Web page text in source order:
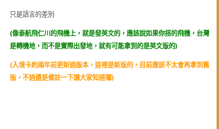
只是語言的差別
(像泰航飛仁川的飛機上，就是發英文的，應該說如果你搭的飛機，台灣
是轉機地，而不是實際出發地，就有可能拿到的是英文版的)
(入境卡約兩年前更新過版本，這裡是新版的，目前應該不太會再拿到舊
版，不過還是備註一下讓大家知道囉)